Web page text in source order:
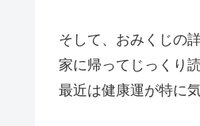
そして、おみくじの
家に帰ってじっくり
最近は健康運が特に